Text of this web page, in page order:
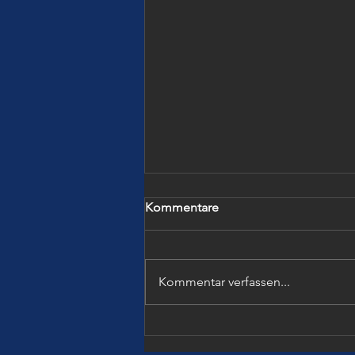
Kommentare
Kommentar verfassen...